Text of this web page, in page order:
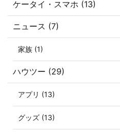
ケータイ・スマホ (13)
ニュース (7)
家族 (1)
ハウツー (29)
アプリ (13)
グッズ (13)